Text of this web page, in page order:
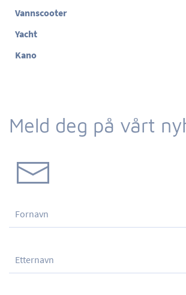
Vannscooter
Yacht
Kano
Meld deg på vårt